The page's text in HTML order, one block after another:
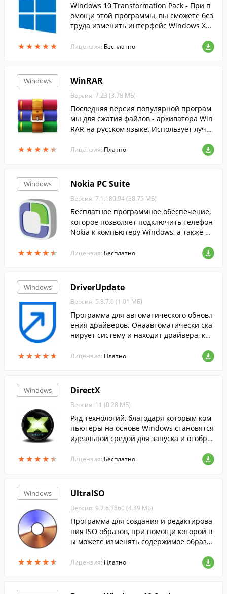
★★★★★
★★★★★
Windows 10 Transformation Pack - При п
омощи этой программы, вы сможете без
труда изменить интерфейс Windows XP,
нтерфейс десятки.
Лицензия: Бесплатно
Windows
★★★★★
★★★★★
WinRAR
Версия: 7.23 (3.78 МБ)
Последняя версия популярной програм
мы для сжатия файлов - архиватора Win
RAR на русском языке. Использует лучш
Лицензия: Платно
Windows
★★★★★
★★★★★
Nokia PC Suite
Версия: 7.1.180.94 (38.75 МБ)
Бесплатное программное обеспечение,
которое позволяет подключить телефон
Nokia к компьютеру Windows, а также пе
Лицензия: Бесплатно
Windows
★★★★★
★★★★★
DriverUpdate
Версия: 5.8.7.0 (1.01 МБ)
Программа для автоматического обновл
ения драйверов. Онаавтоматически ска
нирует систему и находит драйвера, кот
Лицензия: Платно
Windows
★★★★★
★★★★★
DirectX
Версия: 11 (0.28 МБ)
Ряд технологий, благодаря которым ком
пьютеры на основе Windows становятся
идеальной средой для запуска и отобра
и мультимедиа....
Лицензия: Бесплатно
Windows
★★★★★
★★★★★
UltraISO
Версия: 9.7.6.3860 (4.89 МБ)
Программа для создания и редактирова
ния ISO образов, при помощи которой в
ы можете изменять содержимое образо
ь ISO-файлы с жесткого диска.
Лицензия: Платно